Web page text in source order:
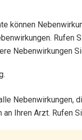
können
Rufen
Nebenwirkungen
Nebenwirkungen,
an Ihren Arzt. Rufen